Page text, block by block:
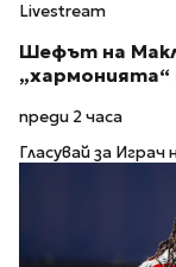
Livestream
Шефът на
преди 2 часа
Гласувай за